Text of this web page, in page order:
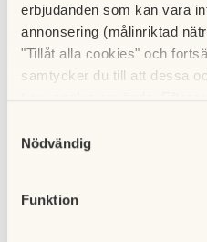
erbjudanden som kan vara
annonsering (målinriktad
"Tillåt alla cookies" och
samtycker du till att dessa
cookies och välja att endast
Nödvändig
Funktion
Instruktioner och material
Meddela gärna vicevärden
Det går också bra att boka
Helgen 15-16 maj avslutar vi
Vänligen